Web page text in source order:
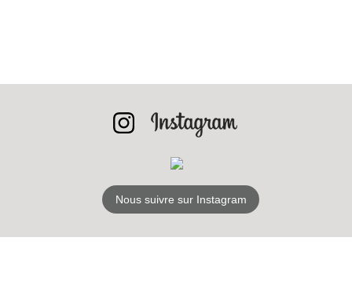
INSCRIPTION
S'ABONNER
Nous suivre sur Instagram